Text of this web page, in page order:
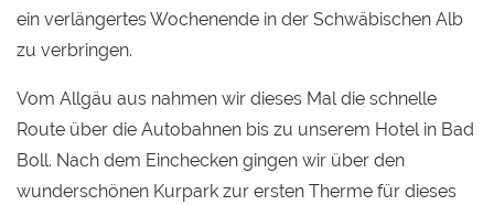
ein verlängertes Wochenende in der Schwäbischen Alb
zu verbringen.
Vom Allgäu aus nahmen wir dieses Mal die schnelle
Route über die Autobahnen bis zu unserem Hotel in Bad
Boll. Nach dem Einchecken gingen wir über den
wunderschönen Kurpark zur ersten Therme für dieses